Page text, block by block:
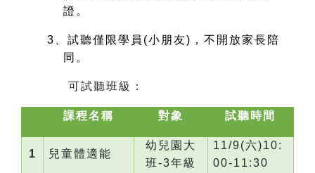
證。
3
、試聽僅限學員(小朋友)，不開放家長陪
同。
可試聽班級：
課程名稱 對象 試聽時間
1 兒童體適能
幼兒園大
班-3年級
11/9(六)10:
00-11:30